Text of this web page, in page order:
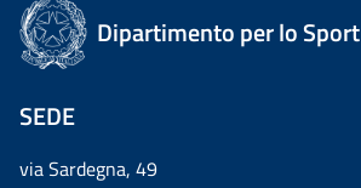
Dipartimento per lo Sport
SEDE
via Sardegna, 49